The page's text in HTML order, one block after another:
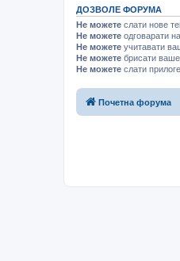
ДОЗВОЛЕ ФОРУМА
Не можете слати нове
Не можете одговарати
Не можете учитавати
Не можете брисати
Не можете слати
Почетна форума